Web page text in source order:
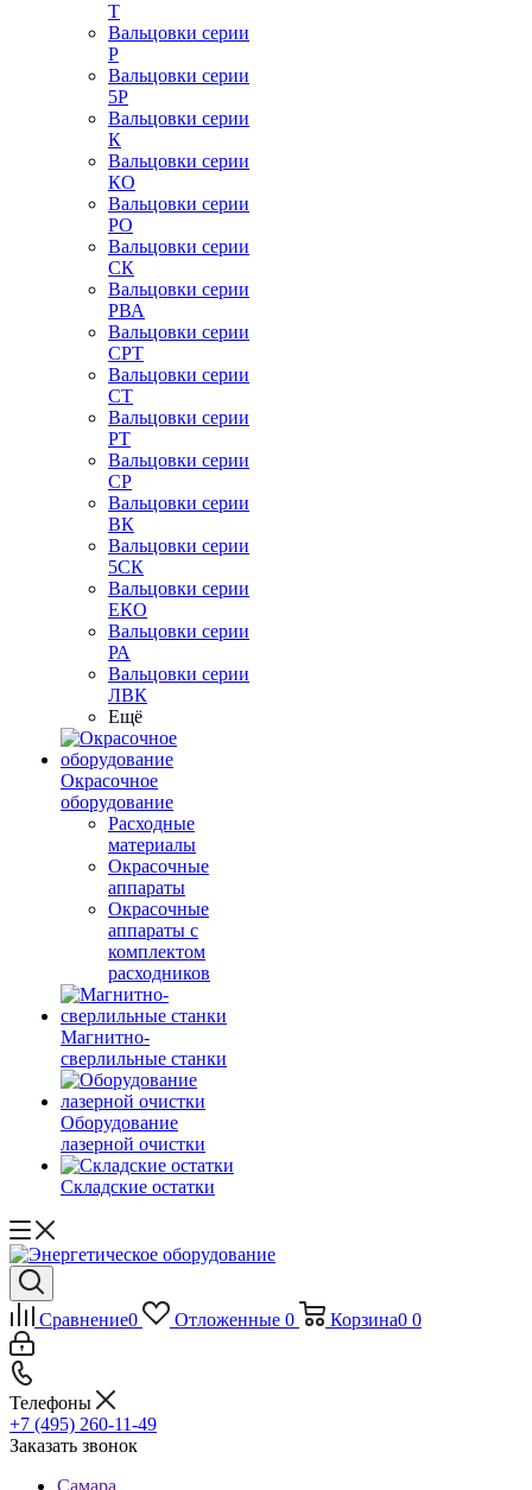
Т
Вальцовки серии
Р
Вальцовки серии
5Р
Вальцовки серии
К
Вальцовки серии
КО
Вальцовки серии
РО
Вальцовки серии
СК
Вальцовки серии
РВА
Вальцовки серии
СРТ
Вальцовки серии
СТ
Вальцовки серии
РТ
Вальцовки серии
СР
Вальцовки серии
ВК
Вальцовки серии
5СК
Вальцовки серии
ЕКО
Вальцовки серии
РА
Вальцовки серии
ЛВК
Ещё
Окрасочное
оборудование
Расходные
материалы
Окрасочные
аппараты
Окрасочные
аппараты с
комплектом
расходников
Магнитно-
сверлильные станки
Оборудование
лазерной очистки
Складские остатки
Сравнение0 Отложенные 0 Корзина0 0
Телефоны
+7 (495) 260-11-49
Заказать звонок
Самара